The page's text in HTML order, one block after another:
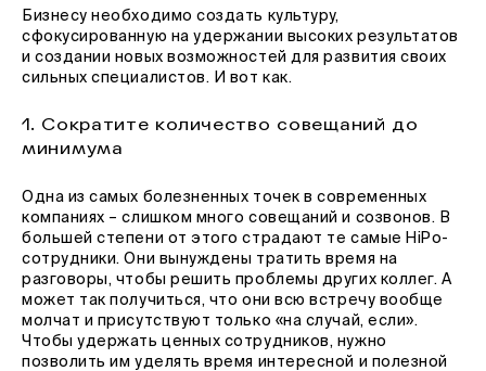
Бизнесу необходимо создать культуру,
сфокусированную на удержании высоких результатов
и создании новых возможностей для развития своих
сильных специалистов. И вот как.
1. Сократите количество совещаний до
минимума
Одна из самых болезненных точек в современных
компаниях – слишком много совещаний и созвонов. В
большей степени от этого страдают те самые HiPo-
сотрудники. Они вынуждены тратить время на
разговоры, чтобы решить проблемы других коллег. А
может так получиться, что они всю встречу вообще
молчат и присутствуют только «на случай, если».
Чтобы удержать ценных сотрудников, нужно
позволить им уделять время интересной и полезной